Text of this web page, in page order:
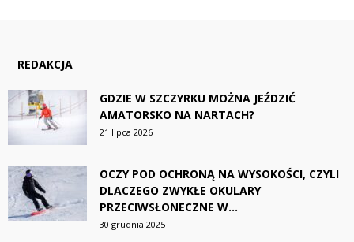
REDAKCJA
GDZIE W SZCZYRKU MOŻNA JEŹDZIĆ
AMATORSKO NA NARTACH?
21 lipca 2026
OCZY POD OCHRONĄ NA WYSOKOŚCI, CZYLI
DLACZEGO ZWYKŁE OKULARY
PRZECIWSŁONECZNE W...
30 grudnia 2025